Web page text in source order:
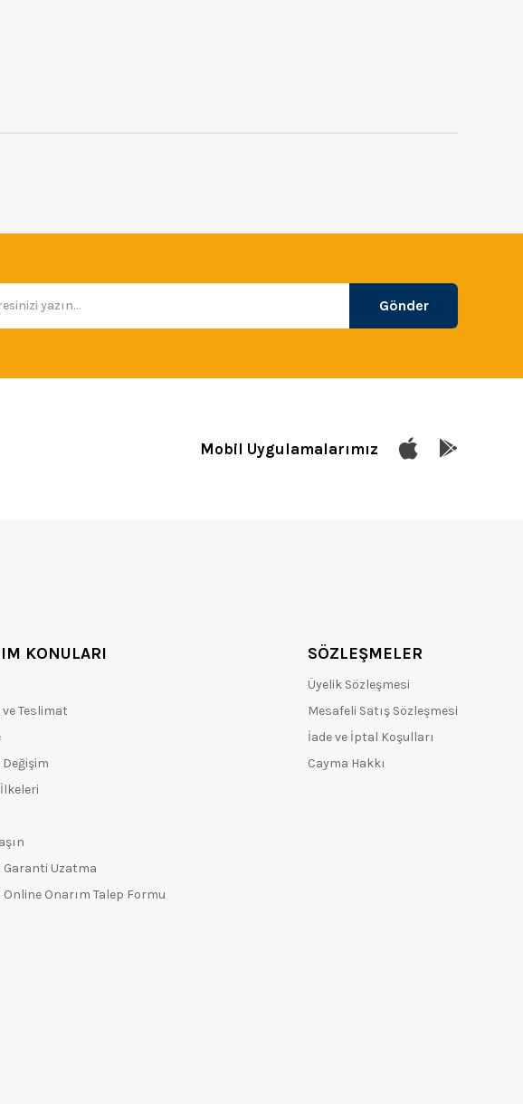
Gönder
Mobil Uygulamalarımız
KONULARI
Teslimat
Değişim
Garanti Uzatma
Online Onarım Talep Formu
SÖZLEŞMELER
Üyelik Sözleşmesi
Mesafeli Satış Sözleşmesi
İade ve İptal Koşulları
Cayma Hakkı